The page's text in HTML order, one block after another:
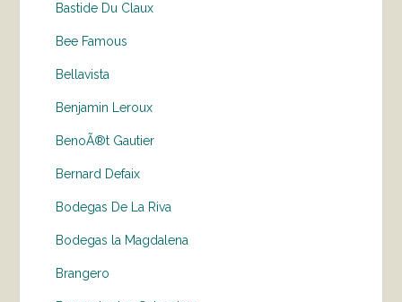
Bastide Du Claux
Bee Famous
Bellavista
Benjamin Leroux
BenoÃ®t Gautier
Bernard Defaix
Bodegas De La Riva
Bodegas la Magdalena
Brangero